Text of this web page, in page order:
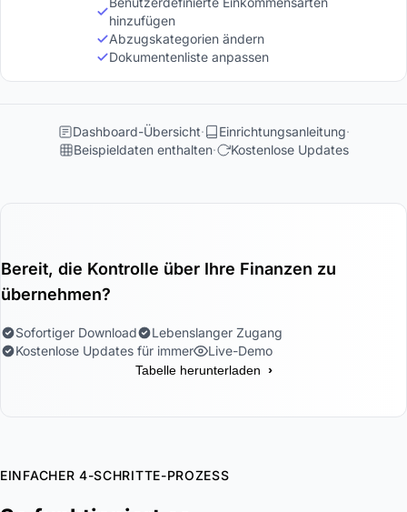
hinzufügen
Abzugskategorien ändern
Dokumentenliste anpassen
Dashboard-Übersicht
Einrichtungsanleitung
Beispieldaten enthalten
Kostenlose Updates
Bereit, die Kontrolle über Ihre Finanzen zu
übernehmen?
Sofortiger Download
Lebenslanger Zugang
Kostenlose Updates für immer
Live-Demo
Tabelle herunterladen ›
EINFACHER 4-SCHRITTE-PROZESS